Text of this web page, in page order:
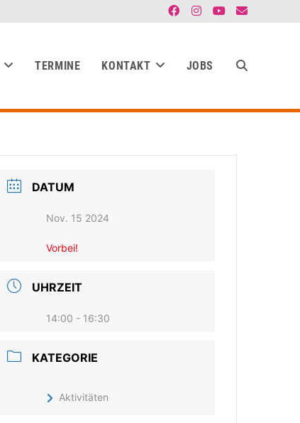
TERMINE KONTAKT JOBS
DATUM
Nov. 15 2024
Vorbei!
UHRZEIT
14:00 - 16:30
KATEGORIE
Aktivitäten